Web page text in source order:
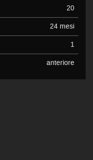
20
24 mesi
1
anteriore